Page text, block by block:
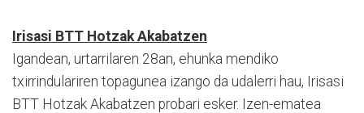
Irisasi BTT Hotzak Akabatzen
Igandean, urtarrilaren 28an, ehunka mendiko
txirrindulariren topagunea izango da udalerri hau, Irisasi
BTT Hotzak Akabatzen probari esker. Izen-ematea